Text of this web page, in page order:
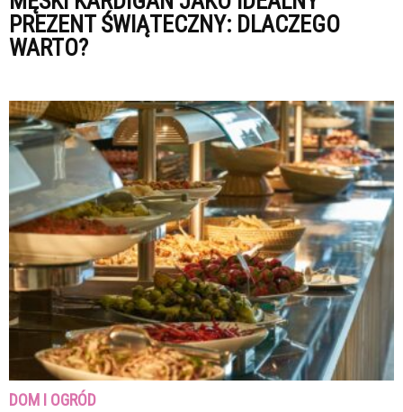
PREZENT ŚWIĄTECZNY: DLACZEGO
WARTO?
DOM I OGRÓD